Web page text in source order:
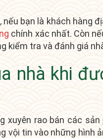
, nếu bạn là khách hàng
chính xác nhất. Còn
kiểm tra và đánh giá
nhà khi
xuyên rao bán các
vội tin vào những hình